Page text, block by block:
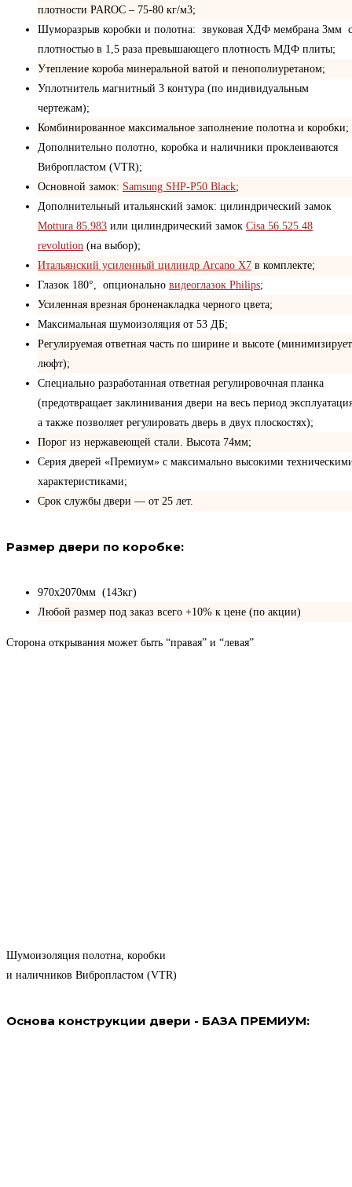
плотности PAROC – 75-80 кг/м3;
Шуморазрыв коробки и полотна: звуковая ХДФ мембрана 3мм с
плотностью в 1,5 раза превышающего плотность МДФ плиты;
Утепление короба минеральной ватой и пенополиуретаном;
Уплотнитель магнитный 3 контура (по индивидуальным
чертежам);
Комбинированное максимальное заполнение полотна и коробки;
Дополнительно полотно, коробка и наличники проклеиваются
Вибропластом (VTR);
Основной замок: Samsung SHP-P50 Black;
Дополнительный итальянский замок: цилиндрический замок
Mottura 85.983 или цилиндрический замок Cisa 56.525.48
revolution (на выбор);
Итальянский усиленный цилиндр Arcano X7 в комплекте;
Глазок 180°, опционально видеоглазок Philips;
Усиленная врезная броненакладка черного цвета;
Максимальная шумоизоляция от 53 ДБ;
Регулируемая ответная часть по ширине и высоте (минимизирует
люфт);
Специально разработанная ответная регулировочная планка
(предотвращает заклинивания двери на весь период
а также позволяет регулировать дверь в двух плоскостях);
Порог из нержавеющей стали. Высота 74мм;
Серия дверей «Премиум» с максимально высокими
характеристиками;
Срок службы двери — от 25 лет.
Размер двери по коробке:
970х2070мм (143кг)
Любой размер под заказ всего +10% к цене (по акции)
Сторона открывания может быть “правая” и “левая”
Шумоизоляция полотна, коробки
и наличников Вибропластом (VTR)
Основа конструкции двери - БАЗА ПРЕМИУМ: